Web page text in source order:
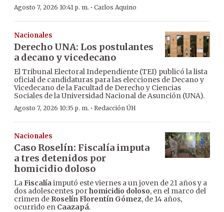
Agosto 7, 2026 10:41 p. m. · Carlos Aquino
Nacionales
Derecho UNA: Los postulantes
a decano y vicedecano
El Tribunal Electoral Independiente (TEI) publicó la lista
oficial de candidaturas para las elecciones de Decano y
Vicedecano de la Facultad de Derecho y Ciencias
Sociales de la Universidad Nacional de Asunción (UNA).
Agosto 7, 2026 10:35 p. m. · Redacción ÚH
Nacionales
Caso Roselín: Fiscalía imputa
a tres detenidos por
homicidio doloso
LaFiscalíaimputó este viernes a un joven de 21 años y a
dos adolescentes porhomicidio doloso, en el marco del
crimen de Roselín Florentín Gómez, de 14 años,
ocurrido en Caazapá.